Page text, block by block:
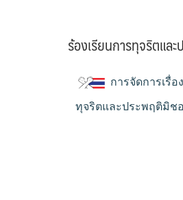
ร้องเรียนการทุจริตแล
การจัดการเรื่อ
ทุจริตและประพฤติมิช